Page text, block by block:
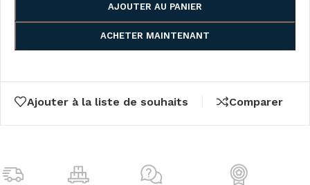
AJOUTER AU PANIER
ACHETER MAINTENANT
Ajouter à la liste de souhaits Comparer